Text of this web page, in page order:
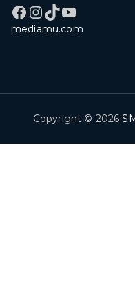
Facebook
Instagram
TikTok
YouTube
mediamu.com
Copyright © 2026